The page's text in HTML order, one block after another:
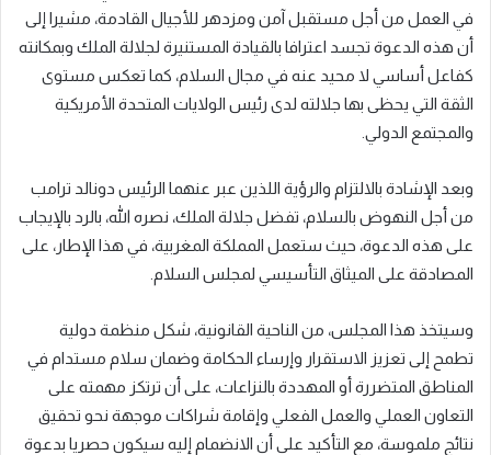
في العمل من أجل مستقبل آمن ومزدهر للأجيال القادمة، مشيرا إلى
أن هذه الدعوة تجسد اعترافا بالقيادة المستنيرة لجلالة الملك وبمكانته
كفاعل أساسي لا محيد عنه في مجال السلام، كما تعكس مستوى
الثقة التي يحظى بها جلالته لدى رئيس الولايات المتحدة الأمريكية
والمجتمع الدولي.
وبعد الإشادة بالالتزام والرؤية اللذين عبر عنهما الرئيس دونالد ترامب
من أجل النهوض بالسلام، تفضل جلالة الملك، نصره الله، بالرد بالإيجاب
على هذه الدعوة، حيث ستعمل المملكة المغربية، في هذا الإطار، على
المصادقة على الميثاق التأسيسي لمجلس السلام.
وسيتخذ هذا المجلس، من الناحية القانونية، شكل منظمة دولية
تطمح إلى تعزيز الاستقرار وإرساء الحكامة وضمان سلام مستدام في
المناطق المتضررة أو المهددة بالنزاعات، على أن ترتكز مهمته على
التعاون العملي والعمل الفعلي وإقامة شراكات موجهة نحو تحقيق
نتائج ملموسة، مع التأكيد على أن الانضمام إليه سيكون حصريا بدعوة